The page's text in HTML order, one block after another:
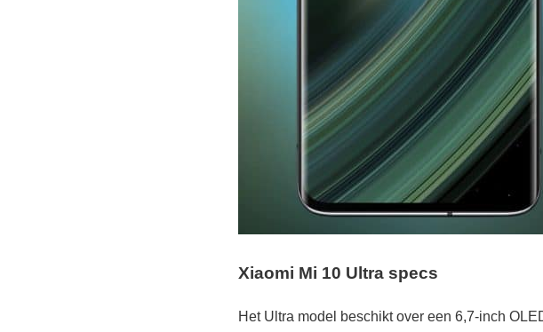
Xiaomi Mi 10 Ultra specs
Het Ultra model beschikt over een 6,7-inch